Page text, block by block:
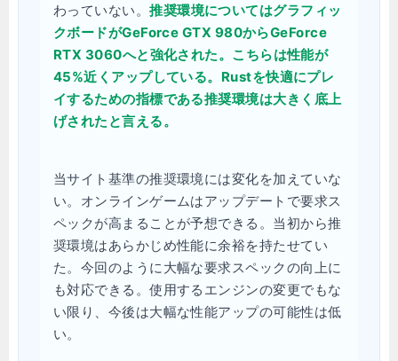
わっていない。推奨環境についてはグラフィッ
クボードがGeForce GTX 980からGeForce
RTX 3060へと強化された。こちらは性能が
45%近くアップしている。Rustを快適にプレ
イするための指標である推奨環境は大きく底上
げされたと言える。
当サイト基準の推奨環境には変化を加えていな
い。オンラインゲームはアップデートで要求ス
ペックが高まることが予想できる。当初から推
奨環境はあらかじめ性能に余裕を持たせてい
た。今回のように大幅な要求スペックの向上に
も対応できる。使用するエンジンの変更でもな
い限り、今後は大幅な性能アップの可能性は低
い。